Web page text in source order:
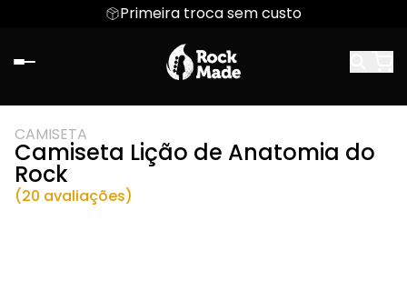
Primeira troca sem custo
CAMISETA
Camiseta Lição de Anatomia do
Rock
(20 avaliações)